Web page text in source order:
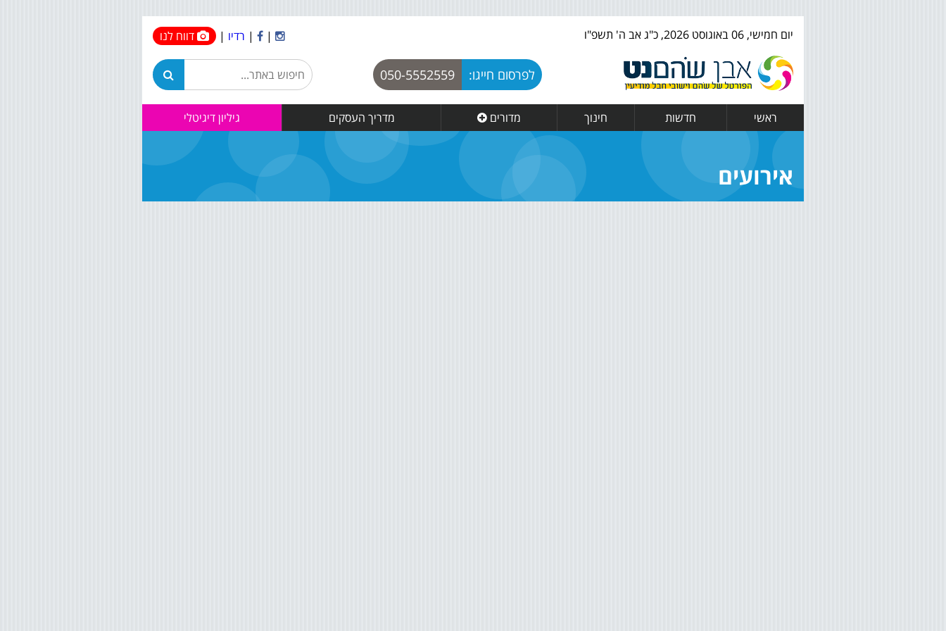
יום חמישי, 06 באוגוסט 2026, כ"ג אב ה' תשפ"ו |
| רדיו | דווח לנו
לפרסום חייגו: 050-5552559
ראשי חדשות חינוך מדורים מדריך העסקים גיליון דיגיטלי
אירועים